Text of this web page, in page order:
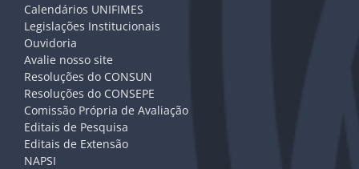
Calendários UNIFIMES
Legislações Institucionais
Ouvidoria
Avalie nosso site
Resoluções do CONSUN
Resoluções do CONSEPE
Comissão Própria de Avaliação
Editais de Pesquisa
Editais de Extensão
NAPSI